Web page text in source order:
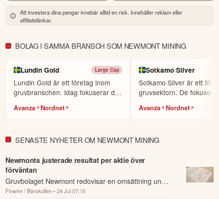
dina investeringar kan gå upp eller ner. Du riskerar ditt kapital.
Att investera dina pengar innebär alltid en risk. Innehåller reklam eller
affiliatelänkar.
BOLAG I SAMMA BRANSCH SOM NEWMONT MINING
Lundin Gold Large Cap
Lundin Gold är ett företag inom
gruvbranschen. Idag fokuserar de
Avanza Nordnet
Sotkamo Silver
Sotkamo Silver är ett
gruvsektorn. De
Avanza Nordnet
SENASTE NYHETER OM NEWMONT MINING
Newmonts justerade resultat per aktie över
förväntan
Gruvbolaget Newmont redovisar en omsättning under
förväntan för det andra kvartalet, medan det
Finwire / Börskollen • 24 Jul 07:15